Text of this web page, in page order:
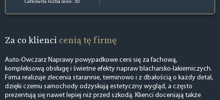
Za co klienci cenią tę firmę
Auto-Owczarz Naprawy powypadkowe ceni się za fachową,
kompleksową obsługę i świetne efekty napraw blacharsko-lakierniczych.
Firma realizuje zlecenia starannie, terminowo i z dbałością o każdy detal,
dzięki czemu samochody odzyskują estetyczny wygląd, a często
prezentują się nawet lepiej niż przed szkodą. Klienci doceniają także